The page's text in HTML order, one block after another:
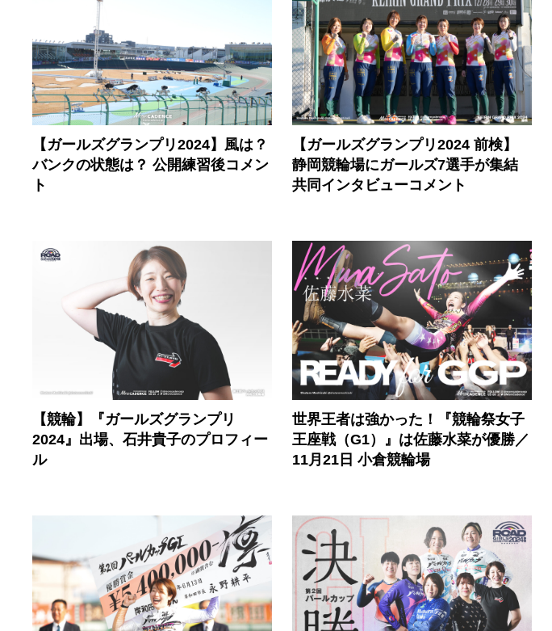
【ガールズグランプリ2024】風は？
バンクの状態は？ 公開練習後コメン
ト
【ガールズグランプリ2024 前検】
静岡競輪場にガールズ7選手が集結
共同インタビューコメント
【競輪】『ガールズグランプリ
2024』出場、石井貴子のプロフィー
ル
世界王者は強かった！『競輪祭女子
王座戦（G1）』は佐藤水菜が優勝／
11月21日 小倉競輪場